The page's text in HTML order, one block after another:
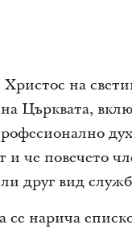
на
Църквата,
че повечето
друг вид
нарича